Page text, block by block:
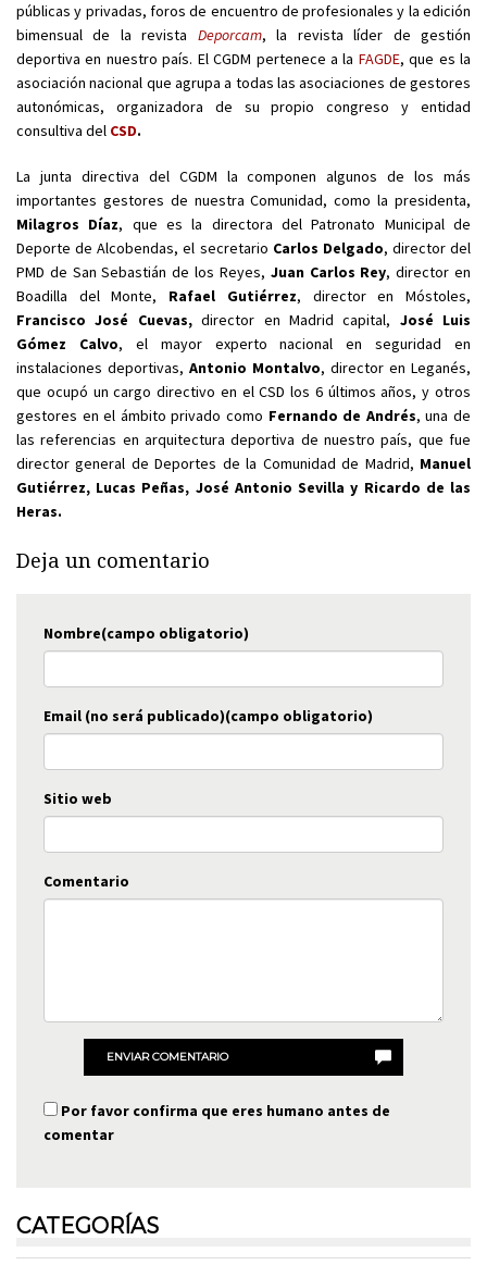
públicas y privadas, foros de encuentro de profesionales y la edición
bimensual de la revista Deporcam, la revista líder de gestión
deportiva en nuestro país. El CGDM pertenece a la FAGDE, que es la
asociación nacional que agrupa a todas las asociaciones de gestores
autonómicas, organizadora de su propio congreso y entidad
consultiva del CSD.
La junta directiva del CGDM la componen algunos de los más
importantes gestores de nuestra Comunidad, como la presidenta,
Milagros Díaz, que es la directora del Patronato Municipal de
Deporte de Alcobendas, el secretario Carlos Delgado, director del
PMD de San Sebastián de los Reyes, Juan Carlos Rey, director en
Boadilla del Monte, Rafael Gutiérrez, director en Móstoles,
Francisco José Cuevas,director en Madrid capital, José Luis
Gómez Calvo, el mayor experto nacional en seguridad en
instalaciones deportivas, Antonio Montalvo, director en Leganés,
que ocupó un cargo directivo en el CSD los 6 últimos años, y otros
gestores en el ámbito privado como Fernando de Andrés, una de
las referencias en arquitectura deportiva de nuestro país, que fue
director general de Deportes de la Comunidad de Madrid, Manuel
Gutiérrez, Lucas Peñas, José Antonio Sevilla y Ricardo de las
Heras.
Deja un comentario
Nombre(campo obligatorio)
Email (no será publicado)(campo obligatorio)
Sitio web
Comentario
ENVIAR COMENTARIO
Por favor confirma que eres humano antes de
comentar
CATEGORÍAS